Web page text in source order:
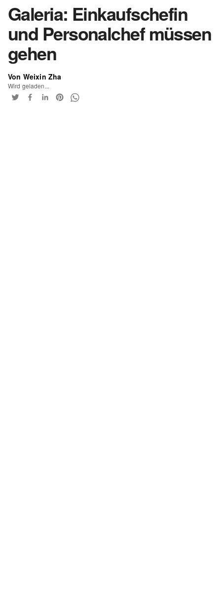
Galeria: Einkaufschefin
und Personalchef müssen
gehen
Von Weixin Zha
Wird geladen...